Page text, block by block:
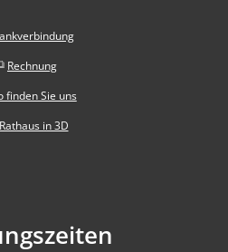
Rechnung
finden Sie uns
Rathaus in 3D